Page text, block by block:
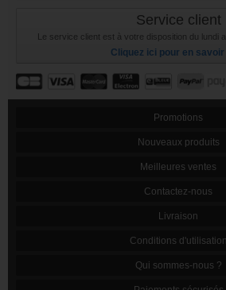
Service client
Le service client est à votre disposition du lundi
Cliquez ici pour en savoir
Promotions
Nouveaux produits
Meilleures ventes
Contactez-nous
Livraison
Conditions d'utilisation
Qui sommes-nous ?